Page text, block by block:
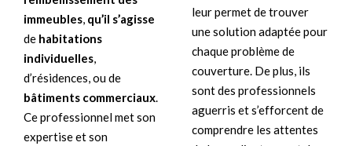
immeubles, qu’il s’agisse
de habitations
individuelles,
d’résidences, ou de
bâtiments commerciaux.
Ce professionnel met son
expertise et son
leur permet de trouver
une solution adaptée pour
chaque problème de
couverture. De plus, ils
sont des professionnels
aguerris et s’efforcent de
comprendre les attentes